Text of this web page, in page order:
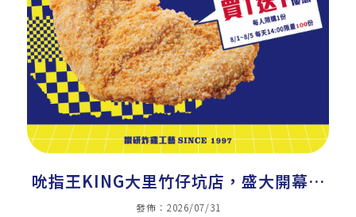
吮指王KING大里竹仔坑店，盛大開幕｜
美式炸雞加盟｜炸雞店加盟｜雞排加盟｜
發佈：2026/07/31